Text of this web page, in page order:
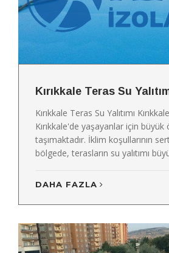
Kırıkkale Teras Su
Kırıkkale Teras Su Yalıtımı
Kırıkkale'de yaşayanlar için büyük
taşımaktadır. İklim koşullarının
bölgede, terasların su yalıtımı
DAHA FAZLA